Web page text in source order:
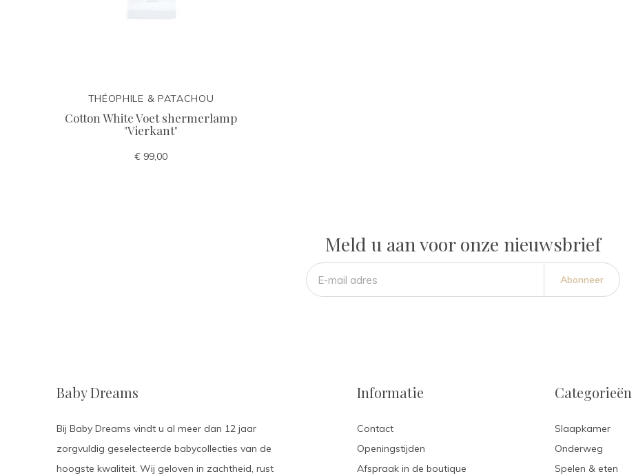
THÉOPHILE & PATACHOU
Cotton White Voet shermerlamp
"Vierkant"
€ 99,00
Meld u aan voor onze nieuwsbrief
Abonneer
Baby Dreams
Bij Baby Dreams vindt u al meer dan 12 jaar
zorgvuldig geselecteerde babycollecties van de
hoogste kwaliteit. Wij geloven in zachtheid, rust
Informatie
Contact
Openingstijden
Afspraak in de boutique
Categorieën
Slaapkamer
Onderweg
Spelen & eten